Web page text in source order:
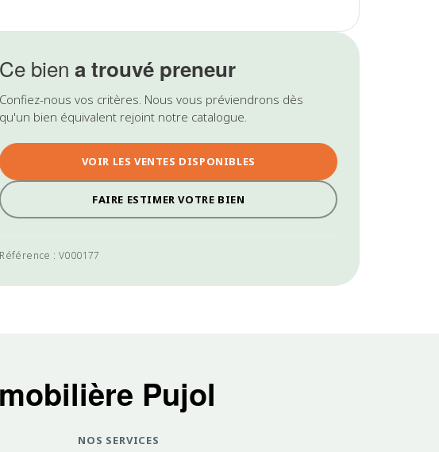
Ce biena trouvé preneur
Confiez-nous vos critères. Nous vous préviendrons dès
qu'un bien équivalent rejoint notre catalogue.
VOIR LES VENTES DISPONIBLES
FAIRE ESTIMER VOTRE BIEN
Référence : V000177
Pujol
NOS SERVICES